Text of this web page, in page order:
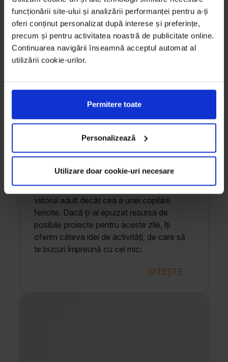
funcționării site-ului și analizării performanței pentru a-ți
oferi conținut personalizat după interese și preferințe,
precum și pentru activitatea noastră de publicitate online.
Continuarea navigării înseamnă acceptul automat al
utilizării cookie-urilor.
Permitere toate
Personalizează
Utilizare doar cookie-uri necesare
cei mici. Dragă mămică, drag tătic, nu îți fă
griji! Îți suntem alături cu câteva idei
inspirate. Lasă deoparte grijile, stresul și
„nelipsita” lipsă de timp pentru o pauză de
relaxare cu piticii din dotare. Această
săptămâna îți oferă ocazia să petreci timp
în dezvoltarea lor emoțională. Pentru ei (și
nu doar pentru ei), timpul înseamnă iubire.
pentru a face un copil fericit și cât de ușor
poți să îi luminezi față. Totul începe cu
prezența ta. În această toamnă, ai o nouă
amintiri frumoase. Și nicio amintire nu este
mai puternică și mai modelatoare pentru
viitorul adult decât cea a unei copilării
fericite. Dacă ți-ai epuizat resursa de
posibile proiecte pentru aceste zile, îți
oferim câteva idei de activități, de care să
te bucuri împreună cu cel mic:
CITEȘTE